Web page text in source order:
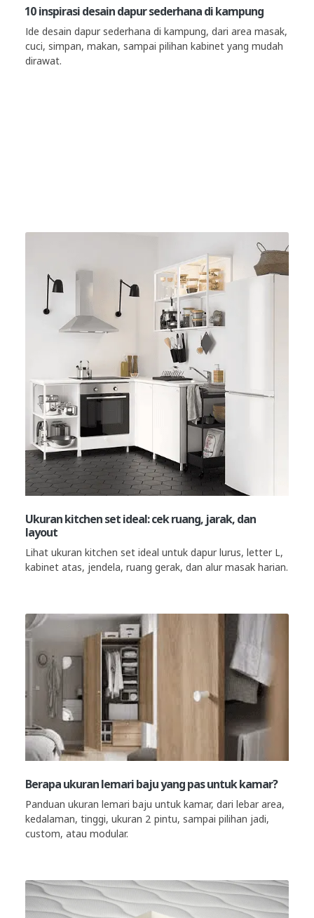
10 inspirasi desain dapur sederhana di kampung
Ide desain dapur sederhana di kampung, dari area masak,
cuci, simpan, makan, sampai pilihan kabinet yang mudah
dirawat.
Ukuran kitchen set ideal: cek ruang, jarak, dan
layout
Lihat ukuran kitchen set ideal untuk dapur lurus, letter L,
kabinet atas, jendela, ruang gerak, dan alur masak harian.
Berapa ukuran lemari baju yang pas untuk kamar?
Panduan ukuran lemari baju untuk kamar, dari lebar area,
kedalaman, tinggi, ukuran 2 pintu, sampai pilihan jadi,
custom, atau modular.